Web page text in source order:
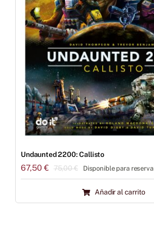
Undaunted 2200: Callisto
75,00€El
original
era:
67,50€
El
actual
es:
Disponible para reserva
Añadir al carrito